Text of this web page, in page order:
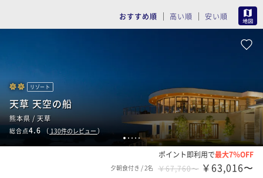
おすすめ順 高い順 安い順
1 2 3 4 5
リゾート
天草 天空の船
熊本県 / 天草
総合点4.6 （ 130件のレビュー ）
ポイント即利用で最大7％OFF
夕朝食付き /2名 ￥67,760〜 ￥63,016〜